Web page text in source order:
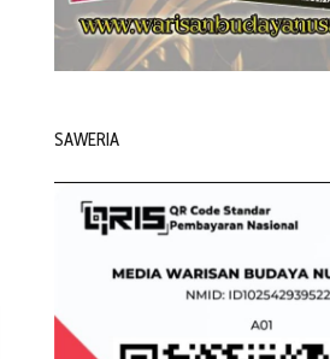
SAWERIA